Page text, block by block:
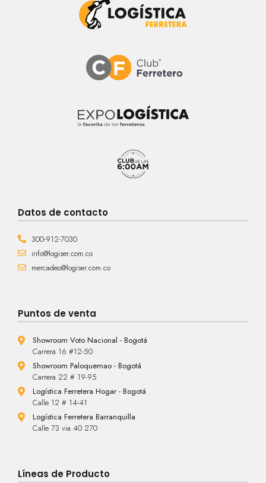
Datos de contacto
300-912-7030
info@logiser.com.co
mercadeo@logiser.com.co
Puntos de venta
Showroom Voto Nacional - Bogotá
Carrera 16 #12-50
Showroom Paloquemao - Bogotá
Carrera 22 # 19-95
Logística Ferretera Hogar - Bogotá
Calle 12 # 14-41
Logística Ferretera Barranquilla
Calle 73 via 40 270
Líneas de Producto